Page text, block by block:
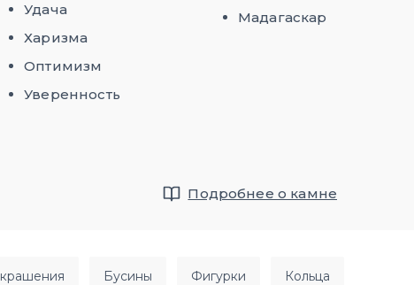
Удача
Харизма
Оптимизм
Уверенность
Мадагаскар
Подробнее о камне
украшения бусины фигурки кольца